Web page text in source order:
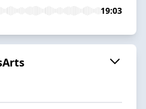
19:03